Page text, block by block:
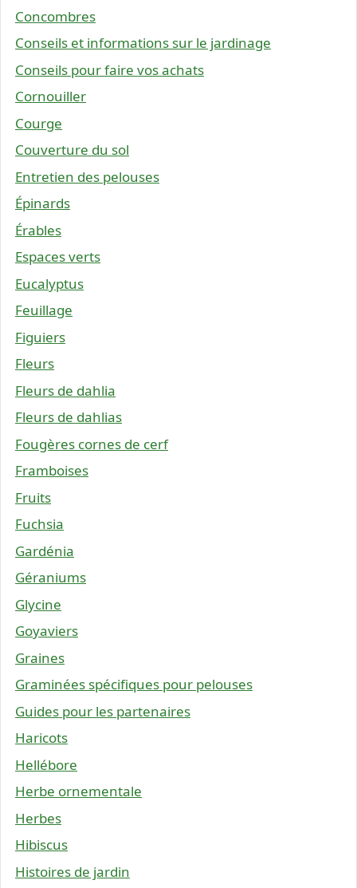
Concombres
Conseils et informations sur le jardinage
Conseils pour faire vos achats
Cornouiller
Courge
Couverture du sol
Entretien des pelouses
Épinards
Érables
Espaces verts
Eucalyptus
Feuillage
Figuiers
Fleurs
Fleurs de dahlia
Fleurs de dahlias
Fougères cornes de cerf
Framboises
Fruits
Fuchsia
Gardénia
Géraniums
Glycine
Goyaviers
Graines
Graminées spécifiques pour pelouses
Guides pour les partenaires
Haricots
Hellébore
Herbe ornementale
Herbes
Hibiscus
Histoires de jardin